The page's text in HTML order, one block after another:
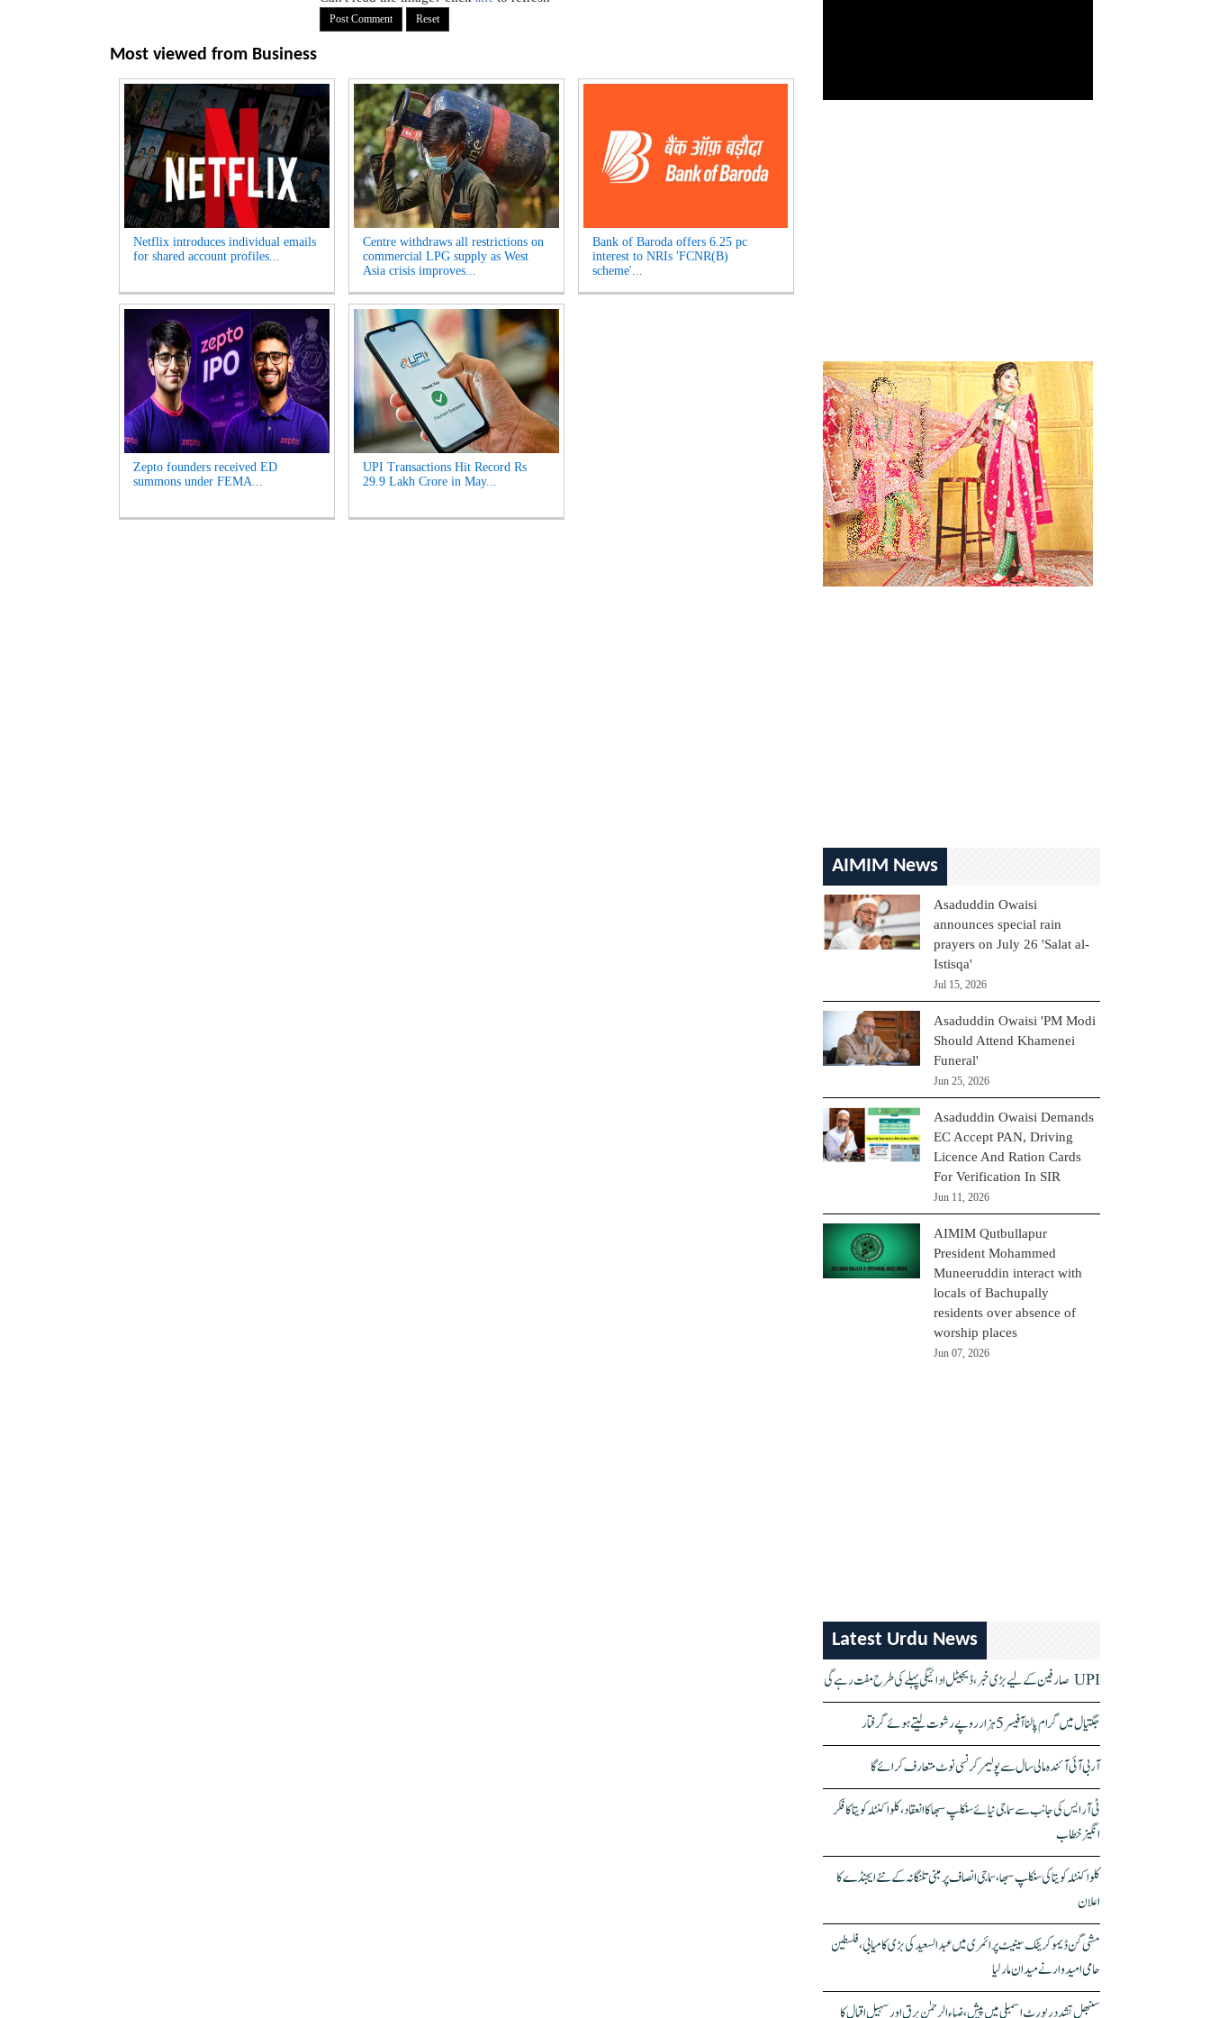
Most viewed from Business
Netflix introduces individual emails
for shared account profiles...
Centre withdraws all restrictions on
commercial LPG supply as West
Asia crisis improves...
Bank of Baroda offers 6.25 pc
interest to NRIs 'FCNR(B)
scheme'...
Zepto founders received ED
summons under FEMA...
UPI Transactions Hit Record Rs
29.9 Lakh Crore in May...
AIMIM News
Asaduddin Owaisi
announces special rain
prayers on July 26 'Salat al-
Istisqa'
Jul 15, 2026
Asaduddin Owaisi 'PM Modi
Should Attend Khamenei
Funeral'
Jun 25, 2026
Asaduddin Owaisi Demands
EC Accept PAN, Driving
Licence And Ration Cards
For Verification In SIR
Jun 11, 2026
AIMIM Qutbullapur
President Mohammed
Muneeruddin interact with
locals of Bachupally
residents over absence of
worship places
Jun 07, 2026
Latest Urdu News
UPI صارفین کے لیے بڑی خبر، ڈیجیٹل ادائیگی پہلے کی طرح مفت رہے گی
جگتیال میں گرام پالنا آفیسر 5 ہزار روپے رشوت لیتے ہوئے گرفتار
آر بی آئی آئندہ مالی سال سے پولیمر کرنسی نوٹ متعارف کرائے گا
ٹی آر ایس کی جانب سے سماجی نیائے سنکلپ سبھا کا انعقاد، کلواکنٹلہ کویتا کا فکر
انگیز خطاب
کلواکنٹلہ کویتا کی سنکلپ سبھا، سماجی انصاف پر مبنی تلنگانہ کے نئے ایجنڈے کا
اعلان
مشی گن ڈیموکریٹک سینیٹ پرائمری میں عبدالسعید کی بڑی کامیابی، فلسطین
حامی امیدوار نے میدان مار لیا
سنبھل تشدد رپورٹ اسمبلی میں پیش، ضیاء الرحمٰن برق اور سہیل اقبال کا